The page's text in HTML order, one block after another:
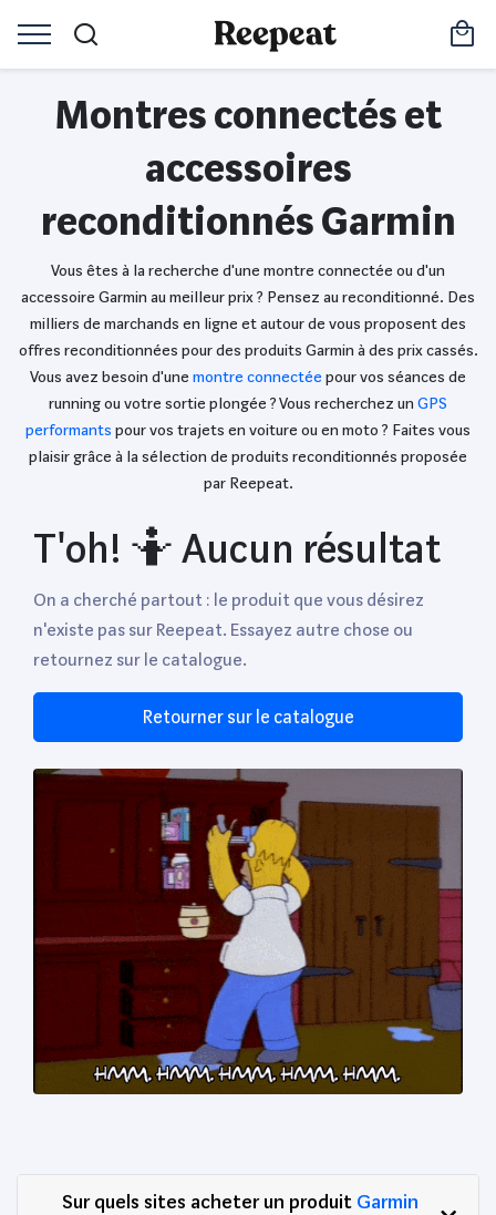
Montres connectés et
accessoires
reconditionnés Garmin
Vous êtes à la recherche d'une montre connectée ou d'un
accessoire Garmin au meilleur prix ? Pensez au reconditionné. Des
milliers de marchands en ligne et autour de vous proposent des
offres reconditionnées pour des produits Garmin à des prix cassés.
Vous avez besoin d'une montre connectée pour vos séances de
running ou votre sortie plongée ? Vous recherchez un GPS
performants pour vos trajets en voiture ou en moto ? Faites vous
plaisir grâce à la sélection de produits reconditionnés proposée
par Reepeat.
T'oh! 🤷 Aucun résultat
On a cherché partout : le produit que vous désirez
n'existe pas sur Reepeat. Essayez autre chose ou
retournez sur le catalogue.
Retourner sur le catalogue
Sur quels sites acheter un produit Garmin